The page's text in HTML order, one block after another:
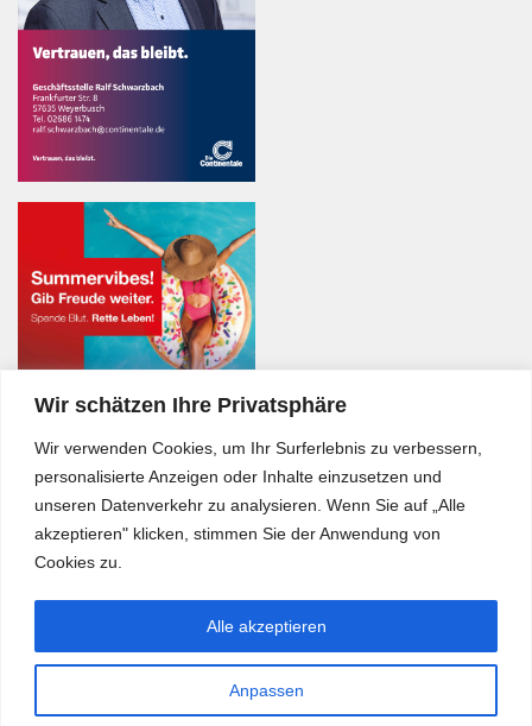
Wir schätzen Ihre Privatsphäre
Wir verwenden Cookies, um Ihr Surferlebnis zu verbessern,
personalisierte Anzeigen oder Inhalte einzusetzen und
unseren Datenverkehr zu analysieren. Wenn Sie auf „Alle
akzeptieren" klicken, stimmen Sie der Anwendung von
Cookies zu.
Anpassen
Alle akzeptieren
Bürgerkurier © 2026. Alle Rechte vorbehalten.